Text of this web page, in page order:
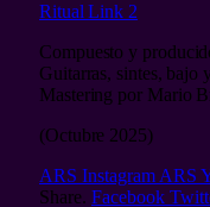
Ritual Link 2
Compuesto y
Guitarras, sintes, bajo
Mastering por Mario
(Octubre 2025)
ARS Instagram ARS
Share. Facebook